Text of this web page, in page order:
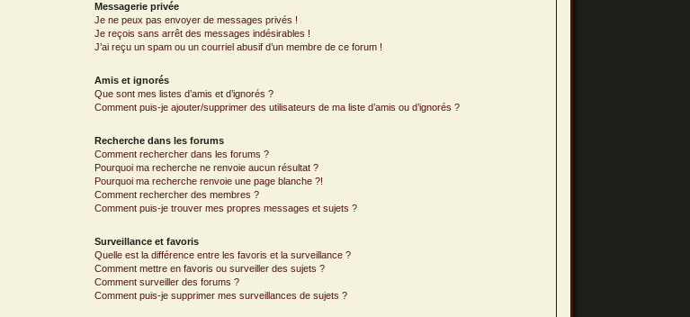
Messagerie privée
Je ne peux pas envoyer de messages privés !
Je reçois sans arrêt des messages indésirables !
J’ai reçu un spam ou un courriel abusif d’un membre de ce forum !
Amis et ignorés
Que sont mes listes d’amis et d’ignorés ?
Comment puis-je ajouter/supprimer des utilisateurs de ma liste d’amis ou d’ignorés ?
Recherche dans les forums
Comment rechercher dans les forums ?
Pourquoi ma recherche ne renvoie aucun résultat ?
Pourquoi ma recherche renvoie une page blanche ?!
Comment rechercher des membres ?
Comment puis-je trouver mes propres messages et sujets ?
Surveillance et favoris
Quelle est la différence entre les favoris et la surveillance ?
Comment mettre en favoris ou surveiller des sujets ?
Comment surveiller des forums ?
Comment puis-je supprimer mes surveillances de sujets ?